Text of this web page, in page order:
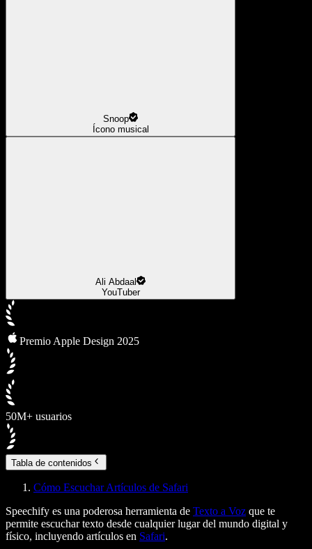
Snoop
Ícono musical
Ali Abdaal
YouTuber
Premio Apple Design 2025
50M+ usuarios
Tabla de contenidos
Cómo Escuchar Artículos de Safari
Speechify es una poderosa herramienta de Texto a Voz que te
permite escuchar texto desde cualquier lugar del mundo digital y
físico, incluyendo artículos en Safari.